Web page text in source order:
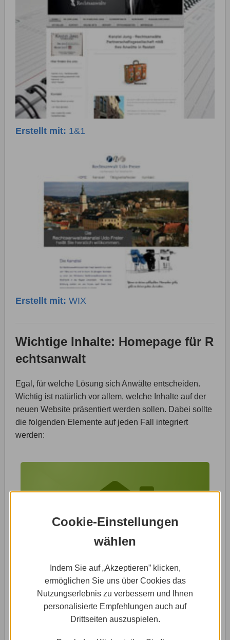
Cookie-Einstellungen
wählen
Indem Sie auf „Akzeptieren” klicken,
ermöglichen Sie uns über Cookies das
Nutzungserlebnis zu verbessern und Ihnen
personalisierte Empfehlungen auch auf
Drittseiten auszuspielen.
Erstellt mit: 1&1
Erstellt mit: WIX
Wichtige Inhalte: Homepage für R
echtsanwalt
Egal, für welche Lösung sich Anwälte entscheiden.
Wichtig ist natürlich vor allem, welche Inhalte auf der
neuen Website präsentiert werden sollen. Dabei sollte
die folgenden Elemente auf jeden Fall integriert
werden: